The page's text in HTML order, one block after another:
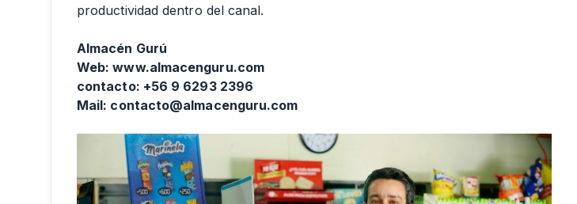
productividad dentro del canal.
Almacén Gurú
Web: www.almacenguru.com
contacto: +56 9 6293 2396
Mail: contacto@almacenguru.com